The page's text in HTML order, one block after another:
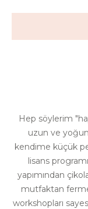
Hep söylerim
uzun ve
kendime küçük
lisans
yapımından
mutfaktan
workshopları